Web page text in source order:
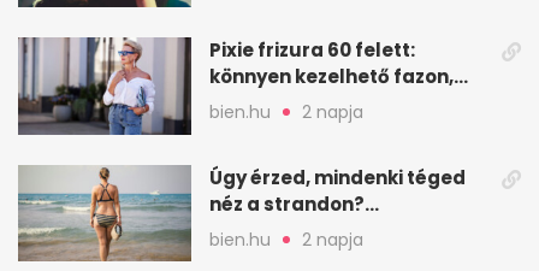
Pixie frizura 60 felett:
könnyen kezelhető fazon,
ami karaktert ad
bien.hu 2 napja
Úgy érzed, mindenki téged
néz a strandon?
Pszichológusok szerint más
áll a háttérben
bien.hu 2 napja